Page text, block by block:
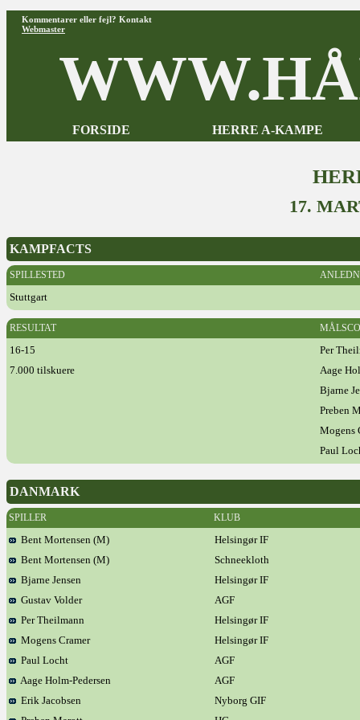
Kommentarer eller fejl? Kontakt
Webmaster
FORSIDE HERRE A-KAMPE
17.
KAMPFACTS
SPILLESTED
Stuttgart
RESULTAT
16-15
Per
7.000 tilskuere
Aage
Bjarne
Preben
Mogens
Paul
DANMARK
SPILLER KLUB
Bent Mortensen (M)
Helsingør IF
Bent Mortensen (M)
Schneekloth
Bjarne Jensen
Helsingør IF
Gustav Volder
AGF
Per Theilmann
Helsingør IF
Mogens Cramer
Helsingør IF
Paul Locht
AGF
Aage Holm-Pedersen
AGF
Erik Jacobsen
Nyborg GIF